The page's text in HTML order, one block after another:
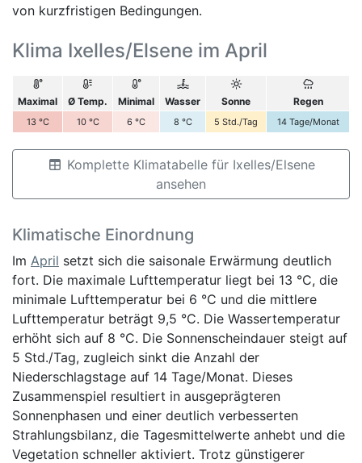
von kurzfristigen Bedingungen.
Klima Ixelles/Elsene im April
Maximal Ø Temp. Minimal Wasser Sonne Regen
13 °C 10 °C 6 °C 8 °C 5 Std./Tag 14 Tage/Monat
Komplette Klimatabelle für Ixelles/Elsene
ansehen
Klimatische Einordnung
Im April setzt sich die saisonale Erwärmung deutlich
fort. Die maximale Lufttemperatur liegt bei 13 °C, die
minimale Lufttemperatur bei 6 °C und die mittlere
Lufttemperatur beträgt 9,5 °C. Die Wassertemperatur
erhöht sich auf 8 °C. Die Sonnenscheindauer steigt auf
5 Std./Tag, zugleich sinkt die Anzahl der
Niederschlagstage auf 14 Tage/Monat. Dieses
Zusammenspiel resultiert in ausgeprägteren
Sonnenphasen und einer deutlich verbesserten
Strahlungsbilanz, die Tagesmittelwerte anhebt und die
Vegetation schneller aktiviert. Trotz günstigerer